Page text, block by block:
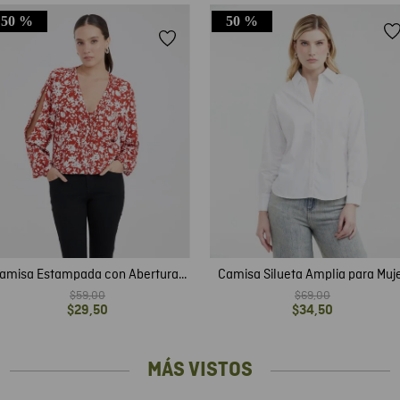
50 %
Estampada con Aberturas
en Mangas para Mujer
$59,00
$29,50
50 %
Camisa Silueta Amplia para
$69,00
$34,50
MÁS VISTOS